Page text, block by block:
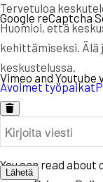
Tervetuloa
Huomioi, että
kehittämiseksi. Älä
keskustelussa.
Avoimet työpaikat
Lähetä
Google reCaptcha
Vimeo and Youtube
Privacy Policy
You can read